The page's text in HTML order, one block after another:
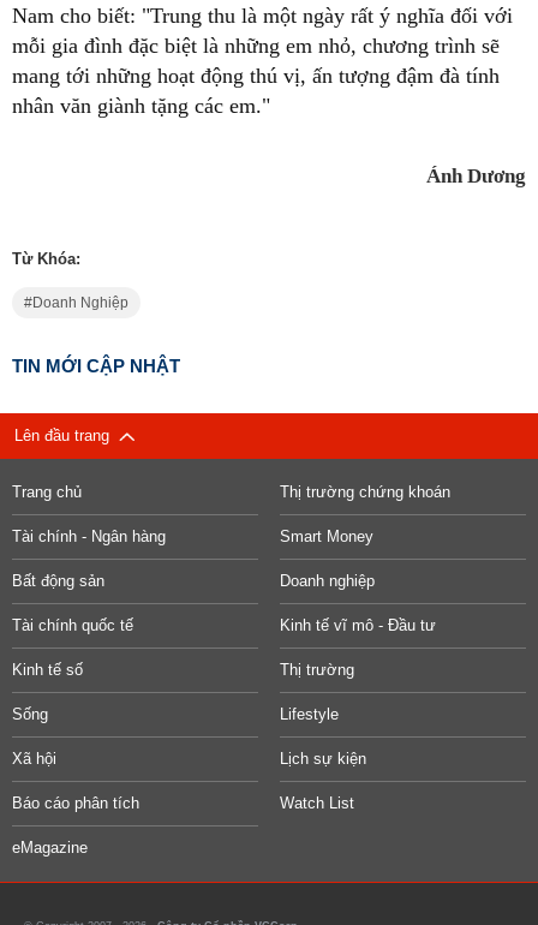
Nam cho biết: "Trung thu là một ngày rất ý nghĩa đối với
mỗi gia đình đặc biệt là những em nhỏ, chương trình sẽ
mang tới những hoạt động thú vị, ấn tượng đậm đà tính
nhân văn giành tặng các em."
Ánh Dương
Từ Khóa:
Doanh Nghiệp
TIN MỚI CẬP NHẬT
Lên đầu trang
Trang chủ Thị trường chứng khoán
Tài chính - Ngân hàng Smart Money
Bất động sản Doanh nghiệp
Tài chính quốc tế Kinh tế vĩ mô - Đầu tư
Kinh tế số Thị trường
Sống Lifestyle
Xã hội Lịch sự kiện
Báo cáo phân tích Watch List
eMagazine